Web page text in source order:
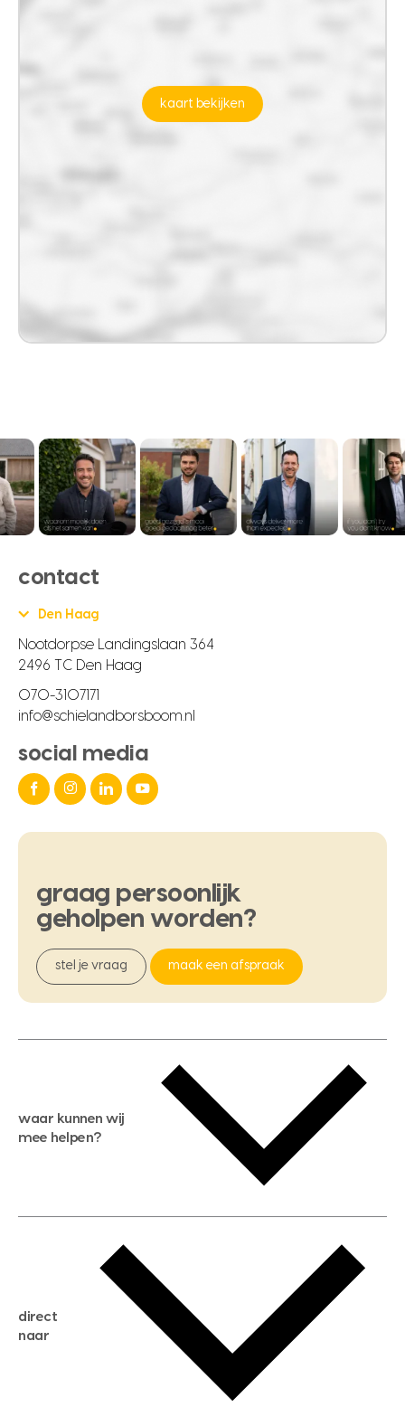
kaart bekijken
contact
Den Haag
Nootdorpse Landingslaan 364
2496 TC Den Haag
070-3107171
info@schielandborsboom.nl
social media
graag persoonlijk
geholpen worden?
stel je vraag maak een afspraak
waar kunnen wij
mee helpen?
gratis zoekservice
huis verkopen
huis kopen
direct
naar